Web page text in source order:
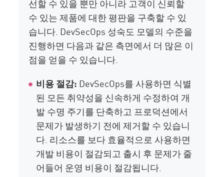
선할 수 있을 뿐만 아니라 고객이 신뢰할
수 있는 제품에 대한 평판을 구축할 수 있
습니다. DevSecOps 성숙도 모델의 수준을
진행하면 다음과 같은 측면에서 더 많은 이
점을 얻을 수 있습니다.
비용 절감: DevSecOps를 사용하면 식별
된 모든 취약성을 신속하게 수정하여 개
발 수명 주기를 단축하고 프로덕션에서
문제가 발생하기 전에 제거할 수 있습니
다. 리소스를 보다 효율적으로 사용하면
개발 비용이 절감되고 출시 후 문제가 줄
어들어 운영 비용이 절감됩니다.